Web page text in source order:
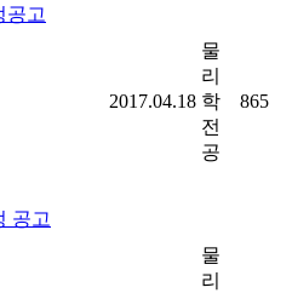
공고
2017.04.18
물
리
학
전
공
865
공고
물
리